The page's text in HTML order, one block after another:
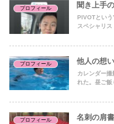
プロフィール 聞き上手
PIVOTとい
スペシャリ
プロフィール 他人の想
カレンダー撮
れた。昼ご飯
プロフィール 名刺の肩